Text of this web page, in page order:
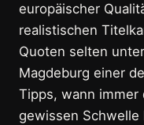
europäischer
realistischen
Quoten selten
Magdeburg einer
Tipps, wann immer
gewissen Schwelle